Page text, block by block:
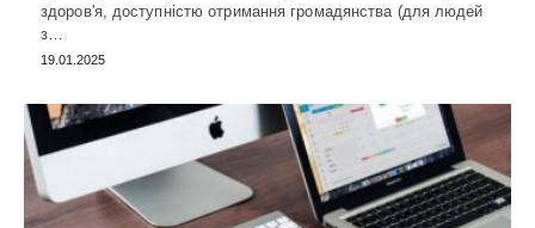
здоров'я, доступністю отримання громадянства (для людей
з…
19.01.2025